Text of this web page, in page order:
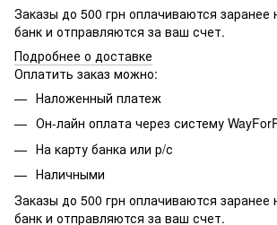
Заказы до 500 грн оплачиваются заранее
банк и отправляются за ваш счет.
Подробнее о доставке
Оплатить заказ можно:
Наложенный платеж
Он-лайн оплата через систему
На карту банка или р/с
Наличными
Заказы до 500 грн оплачиваются заранее
банк и отправляются за ваш счет.